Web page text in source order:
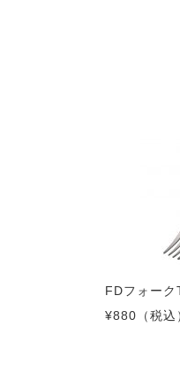
FDフォーク
¥880 （税込